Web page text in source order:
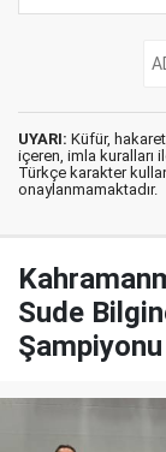
UYARI: Küfür,
içeren, imla kuralları
Türkçe karakter
onaylanmamaktadır.
Sude